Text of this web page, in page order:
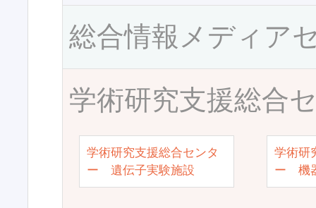
総合情報メディア
学術研究支援総合
学術研究支援総合センタ
ー 遺伝子実験施設
学術研
ー 機